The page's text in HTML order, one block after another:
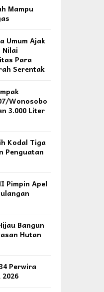
Mampu
Umum Ajak
Para
Serentak
Wonosobo
3.000 Liter
Kodal Tiga
Penguatan
Pimpin Apel
Bangun
Hutan
Perwira